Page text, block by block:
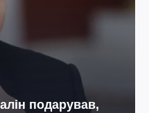
подарував,